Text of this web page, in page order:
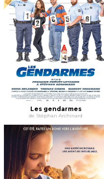
Les gendarmes
de Stéphan Archinard